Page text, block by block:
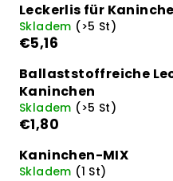
Leckerlis für
Skladem (>5 St)
€5,16
Ballaststoffreiche
Kaninchen
Skladem (>5 St)
€1,80
Kaninchen-MIX
Skladem (1 St)